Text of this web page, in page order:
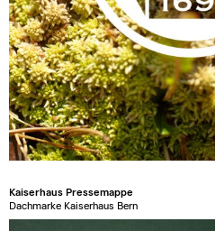
Kaiserhaus Pressemappe
Dachmarke Kaiserhaus Bern